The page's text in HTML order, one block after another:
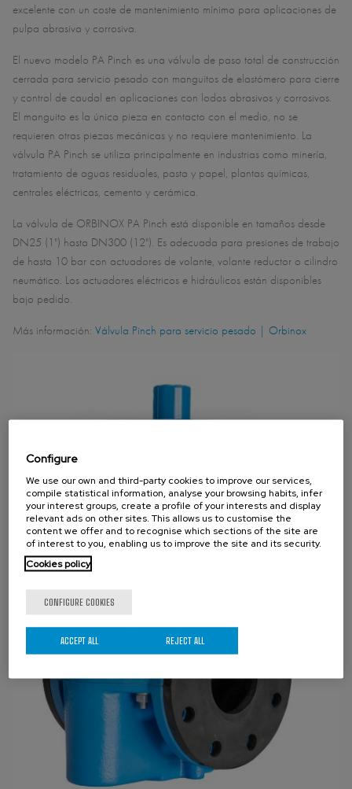
excelente con un coste de mantenimiento mínimo para aplicaciones de
pulpa abrasiva y corrosiva.
El nuevo modelo PA Pinch es una válvula de paso total de construcción
cerrada para servicio pesado con manguitos de elastómero para cierre
y control de caudal en aplicaciones con lodos abrasivos y corrosivos.
El manguito es la única pieza en contacto con el medio, no se
requieren otras piezas mecánicas y no requiere mantenimiento. La
válvula PA Pinch se utiliza principalmente en industrias como minería,
tratamiento de aguas residuales, pasta y papel, plantas químicas,
centrales eléctricas, cemento y cerámica.
La válvula de ORBINOX PA Pinch está disponible en tamaños desde
DN25 (1") hasta DN300 (12"). Es adecuada para presiones de trabajo
de hasta 10 bar con actuadores de volante, volante reductor o cilindro
neumático. Los actuadores eléctricos e hidráulicos están disponibles
bajo pedido.
Más información: Válvula Pinch para servicio pesado | Orbinox
Configure
We use our own and third-party cookies to improve our services,
compile statistical information, analyse your browsing habits, infer
your interest groups, create a profile of your interests and display
relevant ads on other sites. This allows us to customise the
content we offer and to recognise which sections of the site are
of interest to you, enabling us to improve the site and its security.
Cookies policy
CONFIGURE COOKIES
REJECT ALL
ACCEPT ALL